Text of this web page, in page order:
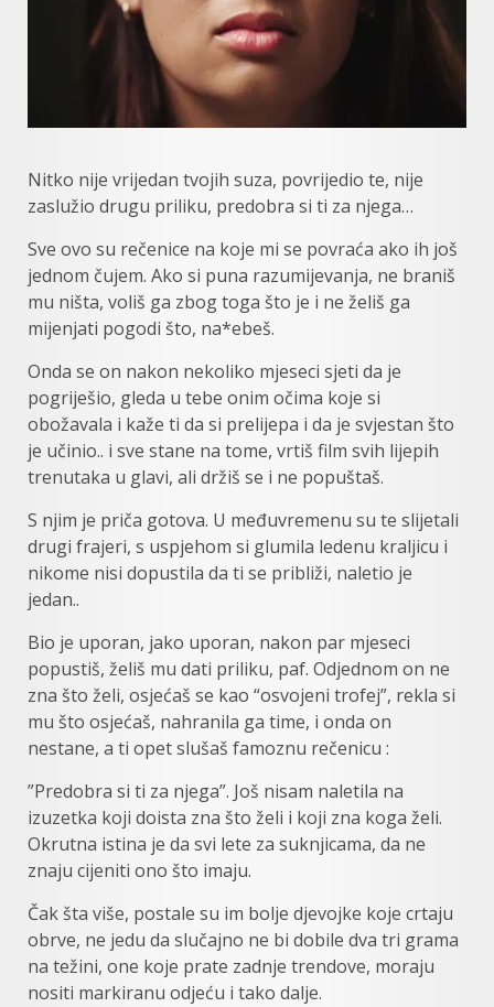
Nitko nije vrijedan tvojih suza, povrijedio te, nije
zaslužio drugu priliku, predobra si ti za njega…
Sve ovo su rečenice na koje mi se povraća ako ih još
jednom čujem. Ako si puna razumijevanja, ne braniš
mu ništa, voliš ga zbog toga što je i ne želiš ga
mijenjati pogodi što, na*ebeš.
Onda se on nakon nekoliko mjeseci sjeti da je
pogriješio, gleda u tebe onim očima koje si
obožavala i kaže ti da si prelijepa i da je svjestan što
je učinio.. i sve stane na tome, vrtiš film svih lijepih
trenutaka u glavi, ali držiš se i ne popuštaš.
S njim je priča gotova. U međuvremenu su te slijetali
drugi frajeri, s uspjehom si glumila ledenu kraljicu i
nikome nisi dopustila da ti se približi, naletio je
jedan..
Bio je uporan, jako uporan, nakon par mjeseci
popustiš, želiš mu dati priliku, paf. Odjednom on ne
zna što želi, osjećaš se kao “osvojeni trofej”, rekla si
mu što osjećaš, nahranila ga time, i onda on
nestane, a ti opet slušaš famoznu rečenicu :
”Predobra si ti za njega”. Još nisam naletila na
izuzetka koji doista zna što želi i koji zna koga želi.
Okrutna istina je da svi lete za suknjicama, da ne
znaju cijeniti ono što imaju.
Čak šta više, postale su im bolje djevojke koje crtaju
obrve, ne jedu da slučajno ne bi dobile dva tri grama
na težini, one koje prate zadnje trendove, moraju
nositi markiranu odjeću i tako dalje.